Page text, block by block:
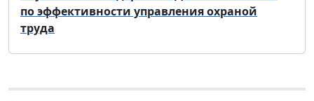
по эффективности управления охраной
труда